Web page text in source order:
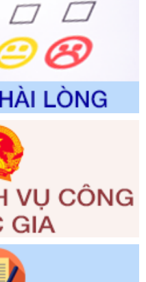
thủ tục hành chính sửa
nội bộ, quy trình điện tử
lĩnh vực biến đổi khí hậu
nghiệp và Môi
hành chính được sửa
nội bộ, quy trình điện tử
lĩnh vực Luật sư thuộc
Tư pháp
của Chính phủ: Quy
giai đoạn 2026 - 2030
danh mục thủ tục hành